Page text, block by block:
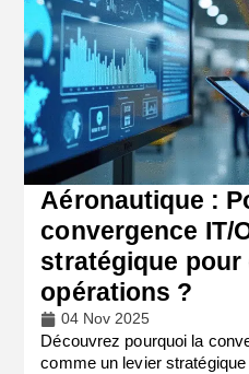
Aéronautique :
convergence IT/
stratégique
opérations ?
04 Nov 2025
Découvrez pourquoi la
comme un levier